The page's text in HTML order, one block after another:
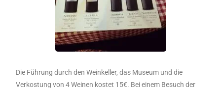
Die Führung durch den Weinkeller, das Museum und die
Verkostung von 4 Weinen kostet 15€. Bei einem Besuch der